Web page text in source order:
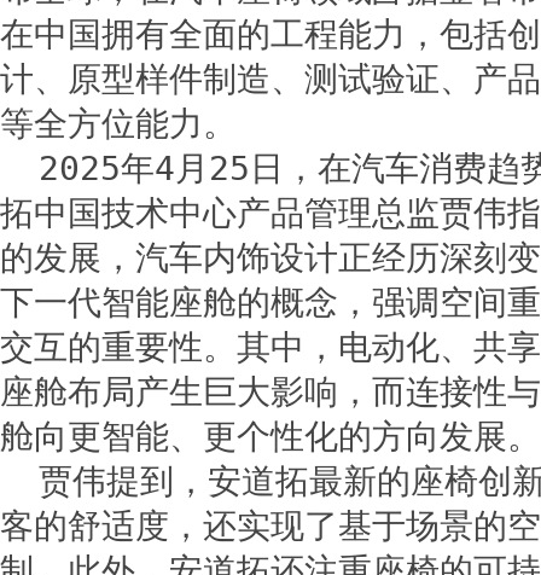
在中国拥有全面的工程能力，包括
计、原型样件制造、测试验证、产
等全方位能力。
2025年4月25日，在汽车消费趋
拓中国技术中心产品管理总监贾伟
的发展，汽车内饰设计正经历深刻
下一代智能座舱的概念，强调空间
交互的重要性。其中，电动化、共
座舱布局产生巨大影响，而连接性
舱向更智能、更个性化的方向发展。
贾伟提到，安道拓最新的座椅创
客的舒适度，还实现了基于场景的